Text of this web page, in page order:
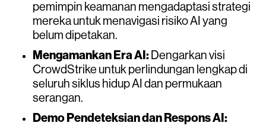
pemimpin keamanan mengadaptasi strategi
mereka untuk menavigasi risiko AI yang
belum dipetakan.
Mengamankan Era AI: Dengarkan visi
CrowdStrike untuk perlindungan lengkap di
seluruh siklus hidup AI dan permukaan
serangan.
Demo Pendeteksian dan Respons AI: